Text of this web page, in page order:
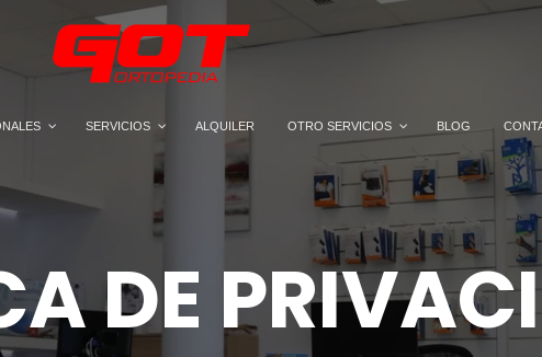
SERVICIOS ALQUILER OTRO SERVICIOS BLOG
DE